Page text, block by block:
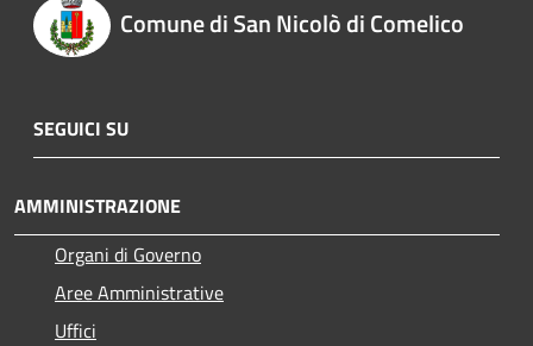
Comune di San Nicolò di Comelico
SEGUICI SU
AMMINISTRAZIONE
Organi di Governo
Aree Amministrative
Uffici